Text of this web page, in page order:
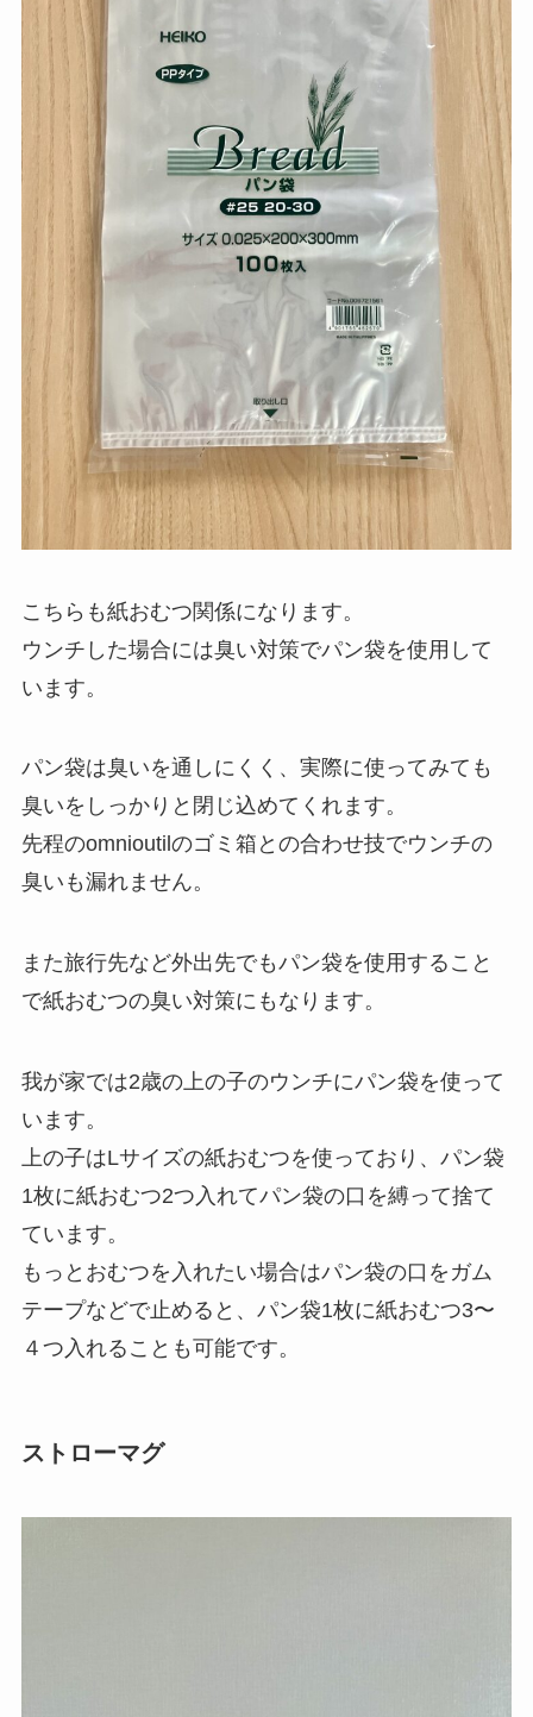
こちらも紙おむつ関係になります。
ウンチした場合には臭い対策でパン袋を使用して
います。
パン袋は臭いを通しにくく、実際に使ってみても
臭いをしっかりと閉じ込めてくれます。
先程のomnioutilのゴミ箱との合わせ技でウンチの
臭いも漏れません。
また旅行先など外出先でもパン袋を使用すること
で紙おむつの臭い対策にもなります。
我が家では2歳の上の子のウンチにパン袋を使って
います。
上の子はLサイズの紙おむつを使っており、パン袋
1枚に紙おむつ2つ入れてパン袋の口を縛って捨て
ています。
もっとおむつを入れたい場合はパン袋の口をガム
テープなどで止めると、パン袋1枚に紙おむつ3〜
４つ入れることも可能です。
ストローマグ